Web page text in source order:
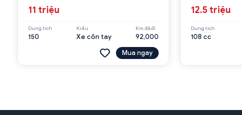
11 triệu
Dung tích
150
Kiểu
Xe côn tay
Km đã đi
92,000
Mua ngay
12.5 triệu
Dung tích
108 cc